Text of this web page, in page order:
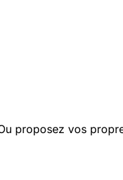
proposez vos